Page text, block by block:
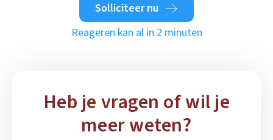
Solliciteer nu
Reageren kan al in 2 minuten
Heb je vragen of wil je
meer weten?